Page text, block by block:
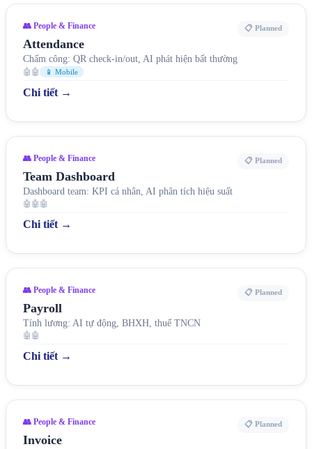
👥 People & Finance 📋 Planned
Attendance
Chấm công: QR check-in/out, AI phát hiện bất thường
🤖🤖 📱 Mobile
Chi tiết →
👥 People & Finance 📋 Planned
Team Dashboard
Dashboard team: KPI cá nhân, AI phân tích hiệu suất
🤖🤖🤖
Chi tiết →
👥 People & Finance 📋 Planned
Payroll
Tính lương: AI tự động, BHXH, thuế TNCN
🤖🤖
Chi tiết →
👥 People & Finance 📋 Planned
Invoice